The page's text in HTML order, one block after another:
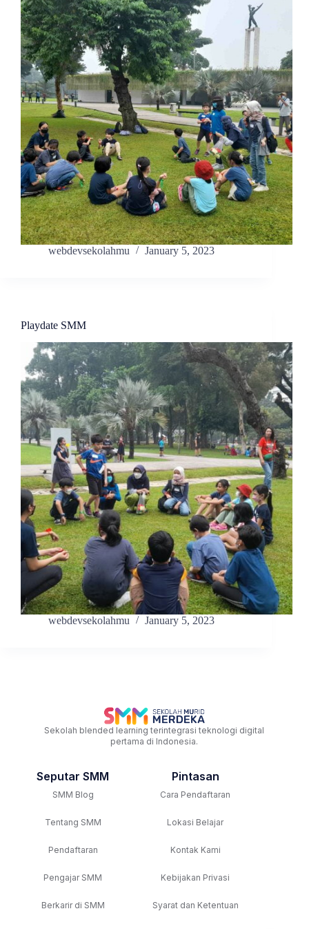
webdevsekolahmu January 5, 2023
Playdate SMM
webdevsekolahmu January 5, 2023
Sekolah blended learning terintegrasi teknologi digital
pertama di Indonesia.
Seputar SMM
SMM Blog
Tentang SMM
Pendaftaran
Pengajar SMM
Berkarir di SMM
Pintasan
Cara Pendaftaran
Lokasi Belajar
Kontak Kami
Kebijakan Privasi
Syarat dan Ketentuan